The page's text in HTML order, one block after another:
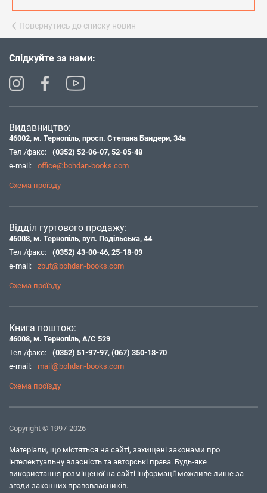
Повернутись до списку новин
Слідкуйте за нами:
Видавництво:
46002, м. Тернопіль, просп. Степана Бандери, 34а
Тел./факс:
(0352) 52-06-07, 52-05-48
e-mail:
office@bohdan-books.com
Схема проїзду
Відділ гуртового продажу:
46008, м. Тернопіль, вул. Подільська, 44
Тел./факс:
(0352) 43-00-46, 25-18-09
e-mail:
zbut@bohdan-books.com
Схема проїзду
Книга поштою:
46008, м. Тернопіль, А/С 529
Тел./факс:
(0352) 51-97-97, (067) 350-18-70
e-mail:
mail@bohdan-books.com
Схема проїзду
Copyright © 1997-2026
Матеріали, що містяться на сайті, захищені законами про
інтелектуальну власність та авторські права. Будь-яке
використання розміщеної на сайті інформації можливе лише за
згоди законних правовласників.